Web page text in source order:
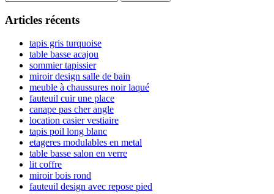
l’article
latérale
principale
Articles récents
tapis gris turquoise
table basse acajou
sommier tapissier
miroir design salle de bain
meuble à chaussures noir laqué
fauteuil cuir une place
canape pas cher angle
location casier vestiaire
tapis poil long blanc
etageres modulables en metal
table basse salon en verre
lit coffre
miroir bois rond
fauteuil design avec repose pied